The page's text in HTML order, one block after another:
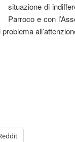
situazione di
Parroco e con